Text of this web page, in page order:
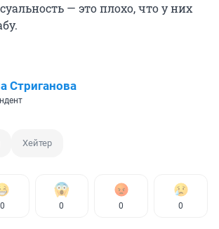
— это плохо, что у них
Стриганова
Хейтер
0 0 0 0